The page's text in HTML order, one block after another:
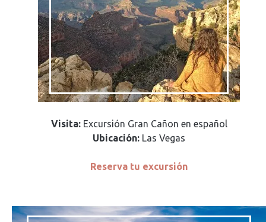
Visita: Excursión Gran Cañon en español
Ubicación: Las Vegas
Reserva tu excursión